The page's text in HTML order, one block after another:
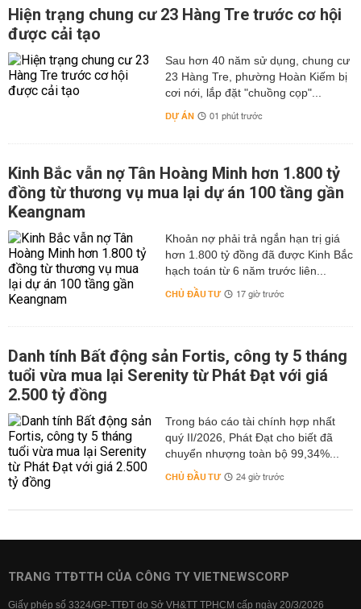
Hiện trạng chung cư 23 Hàng Tre trước cơ hội
được cải tạo
Sau hơn 40 năm sử dụng, chung cư
23 Hàng Tre, phường Hoàn Kiếm bị
cơi nới, lắp đặt "chuồng cọp"...
DỰ ÁN 01 phút trước
Kinh Bắc vẫn nợ Tân Hoàng Minh hơn 1.800 tỷ
đồng từ thương vụ mua lại dự án 100 tầng gần
Keangnam
hơn 1.800 tỷ đồng đã được Kinh Bắc
hạch toán từ 6 năm trước liên...
CHỦ ĐẦU TƯ 17 giờ trước
Danh tính Bất động sản Fortis, công ty 5 tháng
tuổi vừa mua lại Serenity từ Phát Đạt với giá
2.500 tỷ đồng
Trong báo cáo tài chính hợp nhất
quý II/2026, Phát Đạt cho biết đã
chuyển nhượng toàn bộ 99,34%...
CHỦ ĐẦU TƯ 24 giờ trước
TRANG TTĐTTH CỦA CÔNG TY VIETNEWSCORP
Giấy phép số 3324/GP-TTĐT do Sở VH&TT TPHCM cấp ngày 20/3/2026